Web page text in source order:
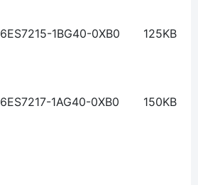
6ES7215-1BG40-0XB0 125KB
6ES7217-1AG40-0XB0 150KB